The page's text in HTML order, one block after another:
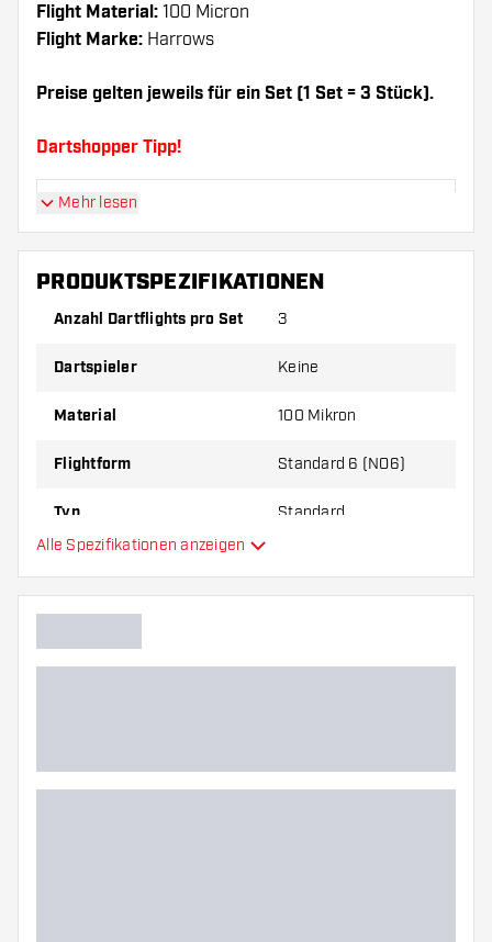
Flight Material: 100 Micron
Flight Marke: Harrows
Preise gelten jeweils für ein Set (1 Set = 3 Stück).
Dartshopper Tipp!
Sorgen Sie für genügend Ersatz Flights und
Shafts. Diese können sich durch Gebrauch
Probieren Sie eine andere Form, ein anderes
um herauszufinden, welche Variante am besten
zu Ihnen passt!
Mehr lesen
PRODUKTSPEZIFIKATIONEN
Anzahl Dartflights pro Set 3
Dartspieler Keine
Material 100 Mikron
Flightform Standard 6 (NO6)
Typ Standard
Hauptfarbe
Alle Spezifikationen anzeigen